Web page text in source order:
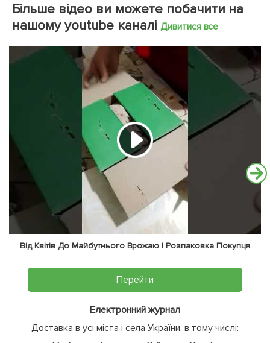
Більше відео ви можете побачити на
нашому youtube каналі Дивитися все
Від Квітів До Майбутнього Врожаю | Розпаковка Покупця
Перейти
Електронний журнал
Доставка в усі міста і села України, в тому числі: